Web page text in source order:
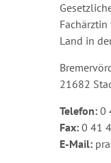
Land in
21682
Telefon: 0
Fax: 0 41
E-Mail: